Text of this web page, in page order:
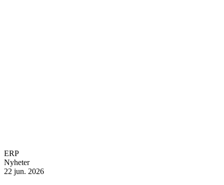
ERP
Nyheter
22 jun. 2026